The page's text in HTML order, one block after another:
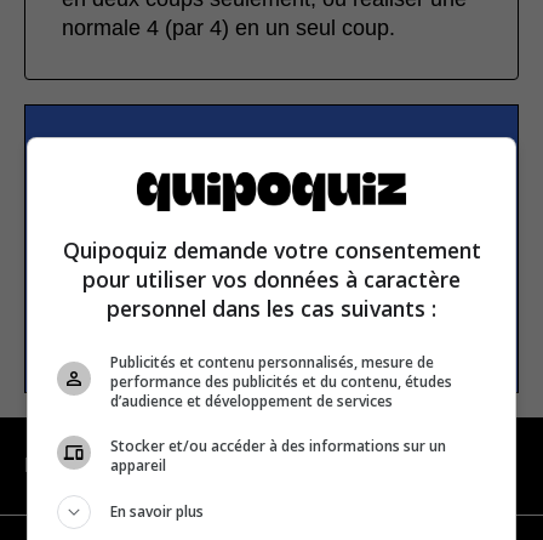
normale 4 (par 4) en un seul coup.
E-mail
NAVIGATION
Quipoquiz demande votre consentement
pour utiliser vos données à caractère
personnel dans les cas suivants :
Publicités et contenu personnalisés, mesure de
performance des publicités et du contenu, études
d’audience et développement de services
Stocker et/ou accéder à des informations sur un
appareil
En savoir plus